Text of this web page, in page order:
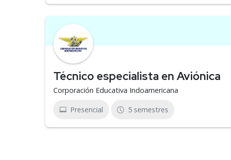
Técnico especialista en Aviónica
Corporación Educativa Indoamericana
Presencial 5 semestres